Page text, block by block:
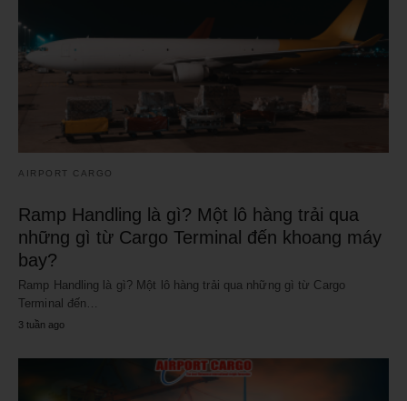
AIRPORT CARGO
Ramp Handling là gì? Một lô hàng trải qua
những gì từ Cargo Terminal đến khoang máy
bay?
Ramp Handling là gì? Một lô hàng trải qua những gì từ Cargo
Terminal đến…
3 tuần ago